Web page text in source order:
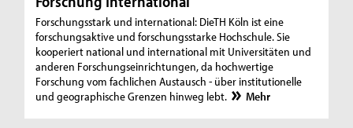
Forschungsstark und international: DieTH Köln ist eine
forschungsaktive und forschungsstarke Hochschule. Sie
kooperiert national und international mit Universitäten und
anderen Forschungseinrichtungen, da hochwertige
Forschung vom fachlichen Austausch - über institutionelle
und geographische Grenzen hinweg lebt.
Mehr